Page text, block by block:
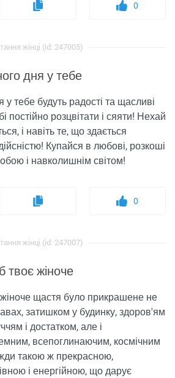
0
жінці (id: 247005)
дня у тебе
тебе будуть радості та щасливі
розцвітати і сяяти! Нехай
і навіть те, що здається
Купайся в любові, розкоші
і навколишнім світом!
0
жінці (id: 247007)
жіноче
щастя було прикрашене не
затишком у будинку, здоров'ям
і достатком, але і
всепоглинаючим, космічним
такою ж прекрасною,
і енергійною, що дарує